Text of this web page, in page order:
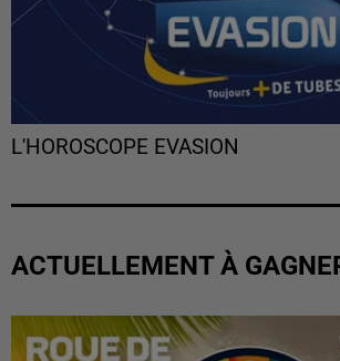
L'HOROSCOPE EVASION
ACTUELLEMENT À